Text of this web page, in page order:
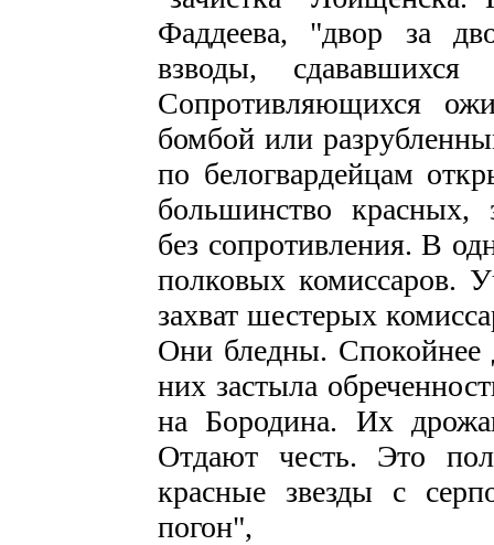
Фаддеева, "двор за
взводы,
Сопротивляющихся
бомбой или
по белогвардейцам
большинство красных,
без сопротивления. В
полковых комиссаров.
захват шестерых
Они бледны. Спокойнее
них застыла
на Бородина. Их
Отдают честь. Это
красные звезды с
погон",